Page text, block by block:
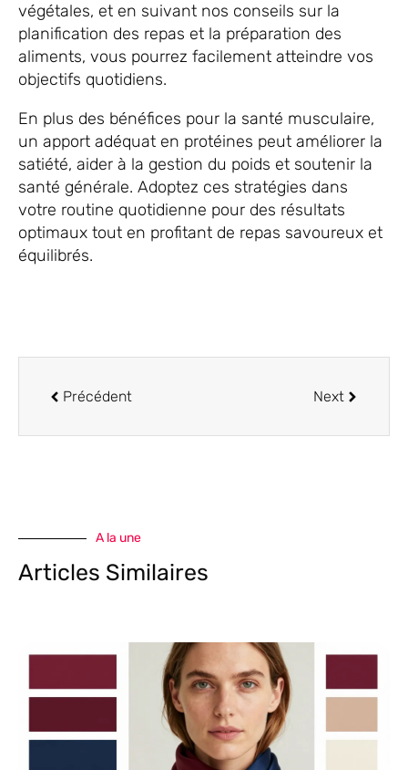
végétales, et en suivant nos conseils sur la
planification des repas et la préparation des
aliments, vous pourrez facilement atteindre vos
objectifs quotidiens.
En plus des bénéfices pour la santé musculaire,
un apport adéquat en protéines peut améliorer la
satiété, aider à la gestion du poids et soutenir la
santé générale. Adoptez ces stratégies dans
votre routine quotidienne pour des résultats
optimaux tout en profitant de repas savoureux et
équilibrés.
Précédent Next
A la une
Articles Similaires